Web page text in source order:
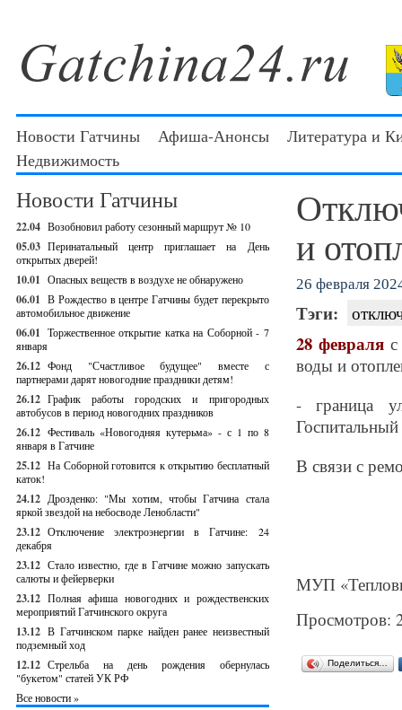
Новости Гатчины Афиша-Анонсы
Литература и
Недвижимость
Новости Гатчины
22.04 Возобновил работу сезонный маршрут № 10
05.03 Перинатальный центр приглашает на День
открытых дверей!
10.01 Опасных веществ в воздухе не обнаружено
06.01 В Рождество в центре Гатчины будет перекрыто
автомобильное движение
06.01 Торжественное открытие катка на Соборной - 7
января
26.12 Фонд "Счастливое будущее" вместе с
партнерами дарят новогодние праздники детям!
26.12 График работы городских и пригородных
автобусов в период новогодних праздников
26.12 Фестиваль «Новогодняя кутерьма» - с 1 по 8
января в Гатчине
25.12 На Соборной готовится к открытию бесплатный
каток!
24.12 Дрозденко: "Мы хотим, чтобы Гатчина стала
яркой звездой на небосводе Ленобласти"
23.12 Отключение электроэнергии в Гатчине: 24
декабря
23.12 Стало известно, где в Гатчине можно запускать
салюты и фейерверки
23.12 Полная афиша новогодних и рождественских
мероприятий Гатчинского округа
13.12 В Гатчинском парке найден ранее неизвестный
подземный ход
12.12 Стрельба на день рождения обернулась
"букетом" статей УК РФ
Все новости »
и
26 февраля
Тэги:
28 февраляс
воды и
- граница
В связи с
МУП
Просмотров:
Поделиться…